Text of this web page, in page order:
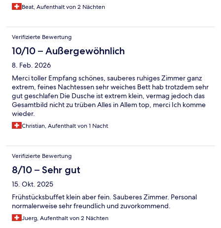
Beat, Aufenthalt von 2 Nächten
Verifizierte Bewertung
10/10 – Außergewöhnlich
8. Feb. 2026
Merci toller Empfang schönes, sauberes ruhiges Zimmer ganz
extrem, feines Nachtessen sehr weiches Bett hab trotzdem sehr
gut geschlafen Die Dusche ist extrem klein, vermag jedoch das
Gesamtbild nicht zu trüben Alles in Allem top, merci Ich komme
wieder.
Christian, Aufenthalt von 1 Nacht
Verifizierte Bewertung
8/10 – Sehr gut
15. Okt. 2025
Frühstücksbuffet klein aber fein. Sauberes Zimmer. Personal
normalerweise sehr freundlich und zuvorkommend.
Juerg, Aufenthalt von 2 Nächten